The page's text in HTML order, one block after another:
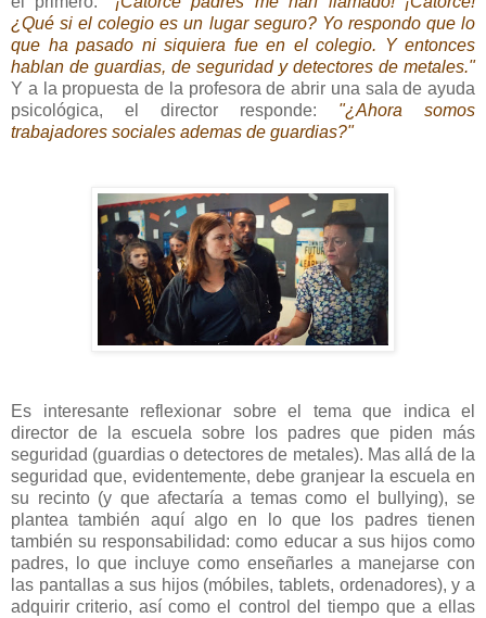
¿Qué si el colegio es un lugar seguro? Yo respondo que lo
que ha pasado ni siquiera fue en el colegio. Y entonces
hablan de guardias, de seguridad y detectores de metales."
Y a la propuesta de la profesora de abrir una sala de ayuda
psicológica, el director responde: "¿Ahora somos
trabajadores sociales ademas de guardias?"
Es interesante reflexionar sobre el tema que indica el
director de la escuela sobre los padres que piden más
seguridad (guardias o detectores de metales). Mas allá de la
seguridad que, evidentemente, debe granjear la escuela en
su recinto (y que afectaría a temas como el bullying), se
plantea también aquí algo en lo que los padres tienen
también su responsabilidad: como educar a sus hijos como
padres, lo que incluye como enseñarles a manejarse con
las pantallas a sus hijos (móbiles, tablets, ordenadores), y a
adquirir criterio, así como el control del tiempo que a ellas